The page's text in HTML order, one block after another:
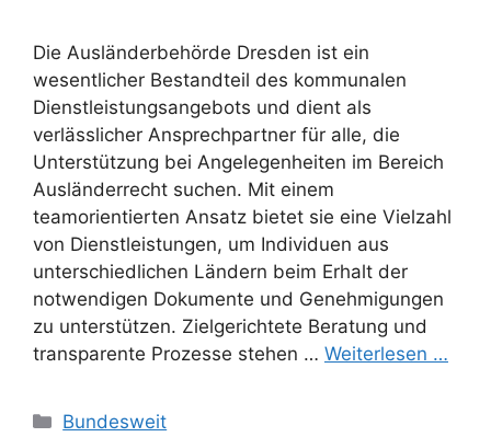
Die Ausländerbehörde Dresden ist ein
wesentlicher Bestandteil des kommunalen
Dienstleistungsangebots und dient als
verlässlicher Ansprechpartner für alle, die
Unterstützung bei Angelegenheiten im Bereich
Ausländerrecht suchen. Mit einem
teamorientierten Ansatz bietet sie eine Vielzahl
von Dienstleistungen, um Individuen aus
unterschiedlichen Ländern beim Erhalt der
notwendigen Dokumente und Genehmigungen
zu unterstützen. Zielgerichtete Beratung und
transparente Prozesse stehen … Weiterlesen …
Kategorien
Bundesweit